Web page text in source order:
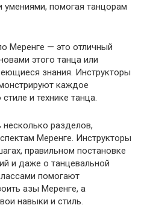
умениями, помогая танцорам
Меренге — это отличный
этого танца или
знания. Инструкторы
каждое
и технике танца.
разделов,
Меренге. Инструкторы
правильном постановке
и даже о танцевальной
помогают
азы Меренге, а
навыки и стиль.